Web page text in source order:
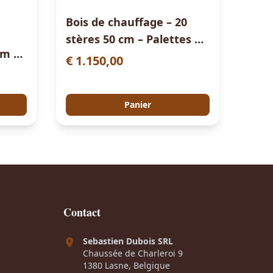
–
Bois de chauffage – 20
stères 50 cm – Palettes de
bûches
€ 1.150,00
Panier
Contact
Sebastien Dubois SRL
Chaussée de Charleroi 9
1380 Lasne, Belgique